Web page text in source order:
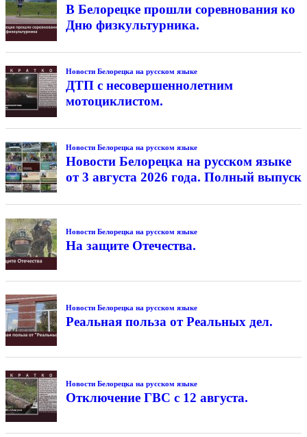
В Белорецке прошли соревнования ко
Дню физкультурника.
Новости Белорецка на русском языке
ДТП с несовершеннолетним
мотоциклистом.
Новости Белорецка на русском языке
Новости Белорецка на русском языке
от 3 августа 2026 года. Полный выпуск
Новости Белорецка на русском языке
На защите Отечества.
Новости Белорецка на русском языке
Реальная польза от Реальных дел.
Новости Белорецка на русском языке
Отключение ГВС с 12 августа.